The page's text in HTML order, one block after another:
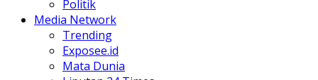
Politik
Media Network
Trending
Exposee.id
Mata Dunia